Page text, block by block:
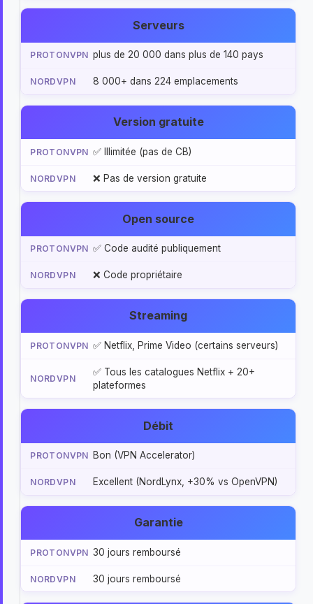
Serveurs
plus de 20 000 dans plus de 140 pays
8 000+ dans 224 emplacements
Version gratuite
✅ Illimitée (pas de CB)
❌ Pas de version gratuite
Open source
✅ Code audité publiquement
❌ Code propriétaire
Streaming
✅ Netflix, Prime Video (certains serveurs)
✅ Tous les catalogues Netflix + 20+
plateformes
Débit
Bon (VPN Accelerator)
Excellent (NordLynx, +30% vs OpenVPN)
Garantie
30 jours remboursé
30 jours remboursé